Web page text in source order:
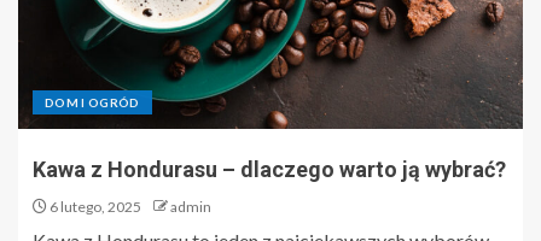
DOM I OGRÓD
Kawa z Hondurasu – dlaczego warto ją wybrać?
6 lutego, 2025 admin